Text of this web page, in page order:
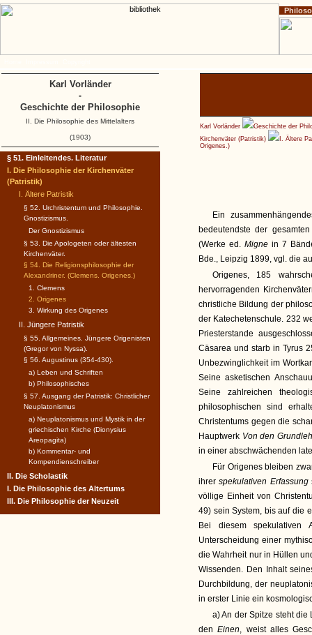
Karl Vorländer
Geschichte der
Kirchenväter (Patristik)
I. Ältere
Origenes.)
Ein
bedeutendste der
(Werke ed. Migne in 7
Bde., Leipzig 1899, vgl. die
Origenes, 185
hervorragenden
christliche Bildung der
der Katechetenschule. 232
Priesterstande
Cäsarea und starb in Tyrus
Unbezwinglichkeit im
Seine asketischen
Seine zahlreichen
philosophischen sind
Christentums gegen die
Hauptwerk Von den
in einer abschwächenden
Für Origenes bleiben
ihrerspekulativen Erfassung
völlige Einheit von
49) sein System, bis auf die
Bei diesem
Unterscheidung einer
die Wahrheit nur in Hüllen
Wissenden. Den Inhalt
Durchbildung, der
in erster Linie ein
a) An der Spitze steht
denEinen, weist alles
§ 51. Einleitendes. Literatur
I. Die Philosophie der Kirchenväter
(Patristik)
I. Ältere Patristik
§ 52. Urchristentum und Philosophie.
Gnostizismus.
Der Gnostizismus
§ 53. Die Apologeten oder ältesten
Kirchenväter.
§ 54. Die Religionsphilosophie der
Alexandriner. (Clemens. Origenes.)
1. Clemens
2. Origenes
3. Wirkung des Origenes
II. Jüngere Patristik
§ 55. Allgemeines. Jüngere Origenisten
(Gregor von Nyssa).
§ 56. Augustinus (354-430).
a) Leben und Schriften
b) Philosophisches
§ 57. Ausgang der Patristik: Christlicher
Neuplatonismus
a) Neuplatonismus und Mystik in der
griechischen Kirche (Dionysius
Areopagita)
b) Kommentar- und
Kompendienschreiber
II. Die Scholastik
I. Die Philosophie des Altertums
III. Die Philosophie der Neuzeit
Karl Vorländer
-
Geschichte der Philosophie
II. Die Philosophie des Mittelalters
(1903)